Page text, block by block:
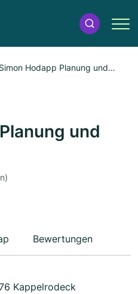
Simon Hodapp Planung und
und
Bewertungen
Kappelrodeck